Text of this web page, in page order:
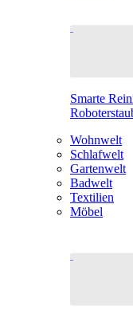
Smarte
Wohnwelt
Schlafwelt
Gartenwelt
Badwelt
Textilien
Möbel